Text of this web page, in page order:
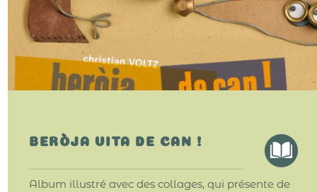
BERÒJA VITA DE CAN !
Album illustré avec des collages, qui présente de